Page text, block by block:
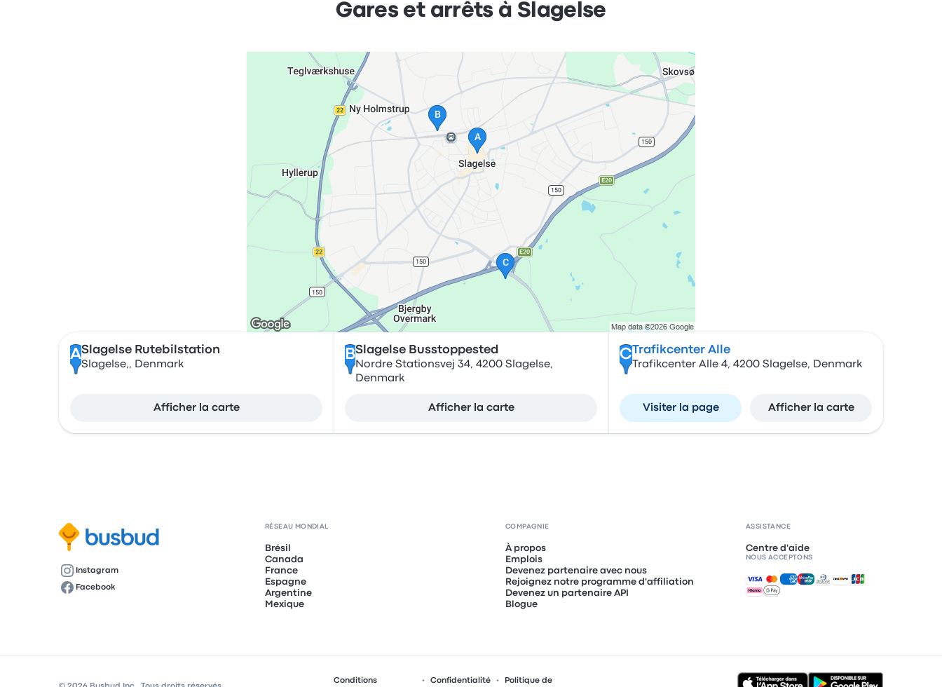
Gares et arrêts à Slagelse
ASlagelse Rutebilstation
Slagelse,, Denmark
Afficher la carte
BSlagelse Busstoppested
Nordre Stationsvej 34, 4200 Slagelse,
Denmark
Afficher la carte
CTrafikcenter Alle
Trafikcenter Alle 4, 4200 Slagelse, Denmark
Visiter la page Afficher la carte
Instagram
Facebook
RÉSEAU MONDIAL
Brésil
Canada
France
Espagne
Argentine
Mexique
COMPAGNIE
À propos
Emplois
Devenez partenaire avec nous
Rejoignez notre programme d'affiliation
Devenez un partenaire API
Blogue
ASSISTANCE
Centre d'aide
NOUS ACCEPTONS
Paiements acceptés
Conditions Confidentialité Politique de